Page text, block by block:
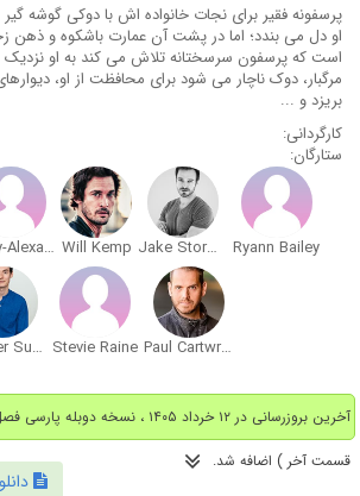
پرسفونه فقیر برای نجات خانواده اش با دوکی گوشه
او دل می بندد؛ اما در پشت آن عمارت باشکوه و ذهن
است که پرسفون سرسختانه تلاش می کند به او
مرگبار، دوک ناچار می شود برای محافظت از او،
بریزد و ...
کارگردانی:
ستارگان:
Ryann Bailey
Jake Stormoen
Will Kemp
Toby-Alexander Smith
Paul Cartwright
Stevie Raine
Cooper Sutton
قسمت آخر ) اضافه شد.